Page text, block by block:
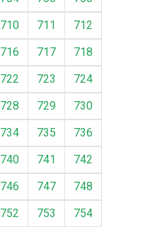
710 711
712
716 717
718
722 723
724
728 729
730
734 735
736
740 741
742
746 747
748
752 753 754